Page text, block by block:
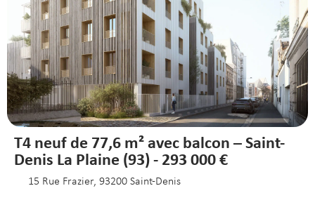
T4 neuf de 77,6 m² avec balcon – Saint-
Denis La Plaine (93) - 293 000 €
15 Rue Frazier, 93200 Saint-Denis